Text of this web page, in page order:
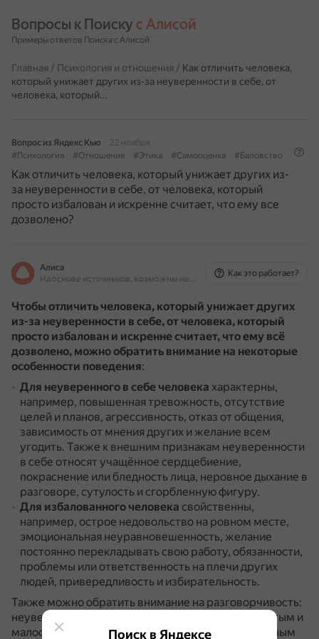
Вопросы к Поиску с Алисой
Примеры ответов Поиска с Алисой
Главная / Психология и отношения / Как отличить человека,
который унижает других из-за неуверенности в себе, от
человека, который…
Вопрос из Яндекс Кью
22 ноября
#Психология
#Отношения #Этика #Самооценка #Баловство
Как отличить человека, который унижает других из-
за неуверенности в себе, от человека, который
просто избалован и искренне считает, что ему все
дозволено?
Алиса
На основе источников, возможны неточности
Как это работает?
Чтобы отличить человека, который унижает других
из-за неуверенности в себе, от человека, который
просто избалован и искренне считает, что ему всё
дозволено, можно обратить внимание на некоторые
особенности поведения:
Для неуверенного в себе человека характерны,
например, повышенная тревожность, отсутствие
целей и планов, агрессивность, отказ от общения,
зависимость от мнения других и желание всем
угодить. Также к внешним признакам неуверенности
в себе относят учащённое сердцебиение,
покраснение или бледность лица, неровное дыхание в
разговоре, сутулость и сгорбленную фигуру.
Для избалованного человека свойственны,
например, острое недовольство на ровном месте,
эмоциональная неуравновешенность, желание
постоянно перекладывать свою работу, обязанности,
проблемы или ответственность на плечи других
людей, привередливость и избирательность.
Также можно обратить внимание на разговорчивость:
неуверенный в себе человек может быть замкнутым и
малообщительным, а избалованный — избалованным
Поиск в Яндексе